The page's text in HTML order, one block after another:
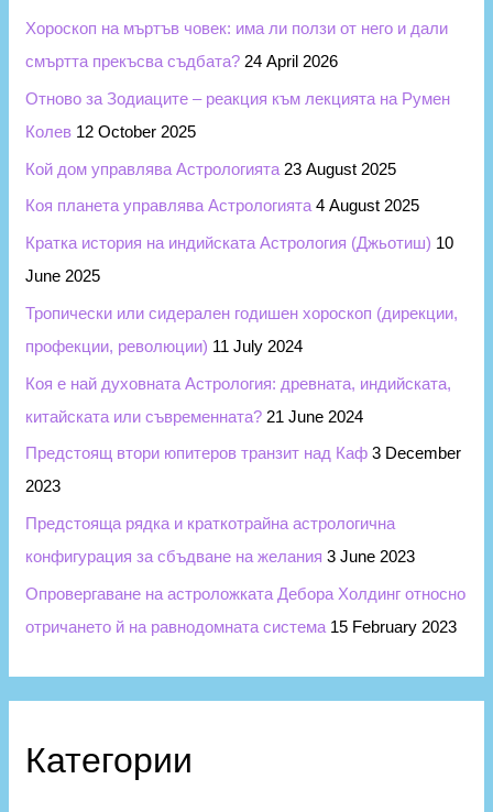
:
Хороскоп на мъртъв човек: има ли ползи от него и дали
смъртта прекъсва съдбата? 24 April 2026
Отново за Зодиаците – реакция към лекцията на Румен
Колев 12 October 2025
Кой дом управлява Астрологията 23 August 2025
Коя планета управлява Астрологията 4 August 2025
Кратка история на индийската Астрология (Джьотиш) 10
June 2025
Тропически или сидерален годишен хороскоп (дирекции,
профекции, революции) 11 July 2024
Коя е най духовната Астрология: древната, индийската,
китайската или съвременната? 21 June 2024
Предстоящ втори юпитеров транзит над Каф 3 December
2023
Предстояща рядка и краткотрайна астрологична
конфигурация за сбъдване на желания 3 June 2023
Опровергаване на астроложката Дебора Холдинг относно
отричането й на равнодомната система 15 February 2023
Категории